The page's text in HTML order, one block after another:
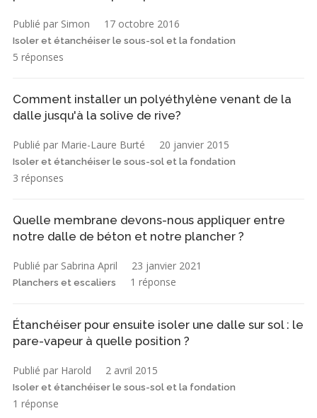
Publié par Simon 17 octobre 2016
Isoler et étanchéiser le sous-sol et la fondation
5 réponses
Comment installer un polyéthylène venant de la
dalle jusqu'à la solive de rive?
Publié par Marie-Laure Burté 20 janvier 2015
Isoler et étanchéiser le sous-sol et la fondation
3 réponses
Quelle membrane devons-nous appliquer entre
notre dalle de béton et notre plancher ?
Publié par Sabrina April 23 janvier 2021
Planchers et escaliers 1 réponse
Étanchéiser pour ensuite isoler une dalle sur sol : le
pare-vapeur à quelle position ?
Publié par Harold 2 avril 2015
Isoler et étanchéiser le sous-sol et la fondation
1 réponse